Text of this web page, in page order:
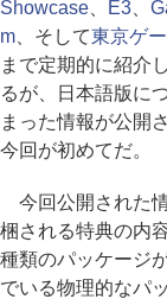
Showcase、 E3、
m 、そして東京ゲ
まで定期的に紹介
るが、日本語版に
まった情報が公開
今回が初めてだ。
今回公開された
梱される特典の内
種類のパッケージ
でいる物理的なパ